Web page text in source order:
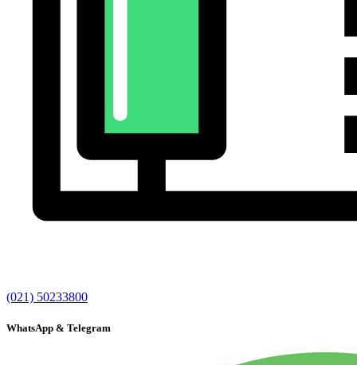
(021) 50233800
WhatsApp & Telegram